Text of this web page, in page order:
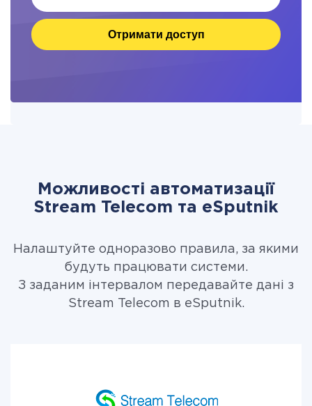
Отримати доступ
Можливості автоматизації
Stream Telecom та eSputnik
Налаштуйте одноразово правила, за якими
будуть працювати системи.
З заданим інтервалом передавайте дані з
Stream Telecom в eSputnik.